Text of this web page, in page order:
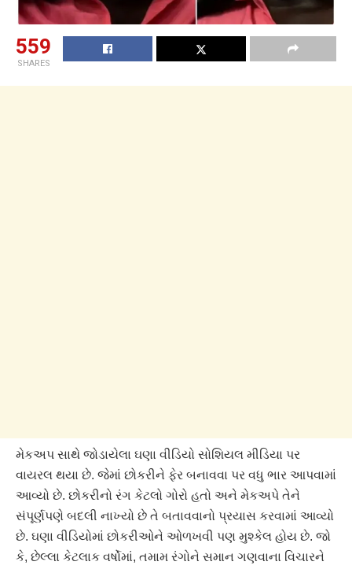
559
SHARES
મેકઅપ સાથે જોડાયેલા ઘણા વીડિયો સોશિયલ મીડિયા પર
વાયરલ થયા છે. જેમાં છોકરીને ફેર બનાવવા પર વધુ ભાર આપવામાં
આવ્યો છે. છોકરીનો રંગ કેટલો ગોરો હતો અને મેકઅપે તેને
સંપૂર્ણપણે બદલી નાખ્યો છે તે બતાવવાનો પ્રયાસ કરવામાં આવ્યો
છે. ઘણા વીડિયોમાં છોકરીઓને ઓળખવી પણ મુશ્કેલ હોય છે. જો
કે, છેલ્લા કેટલાક વર્ષોમાં, તમામ રંગોને સમાન ગણવાના વિચારને